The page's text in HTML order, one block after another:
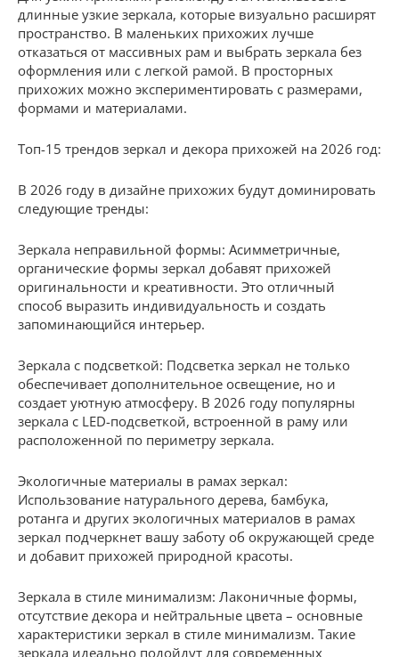
длинные узкие зеркала, которые визуально расширят
пространство. В маленьких прихожих лучше
отказаться от массивных рам и выбрать зеркала без
оформления или с легкой рамой. В просторных
прихожих можно экспериментировать с размерами,
формами и материалами.
Топ-15 трендов зеркал и декора прихожей на 2026 год:
В 2026 году в дизайне прихожих будут доминировать
следующие тренды:
Зеркала неправильной формы: Асимметричные,
органические формы зеркал добавят прихожей
оригинальности и креативности. Это отличный
способ выразить индивидуальность и создать
запоминающийся интерьер.
Зеркала с подсветкой: Подсветка зеркал не только
обеспечивает дополнительное освещение, но и
создает уютную атмосферу. В 2026 году популярны
зеркала с LED-подсветкой, встроенной в раму или
расположенной по периметру зеркала.
Экологичные материалы в рамах зеркал:
Использование натурального дерева, бамбука,
ротанга и других экологичных материалов в рамах
зеркал подчеркнет вашу заботу об окружающей среде
и добавит прихожей природной красоты.
Зеркала в стиле минимализм: Лаконичные формы,
отсутствие декора и нейтральные цвета – основные
характеристики зеркал в стиле минимализм. Такие
зеркала идеально подойдут для современных